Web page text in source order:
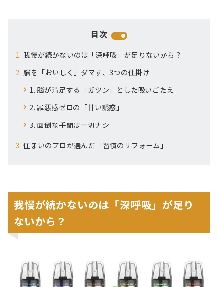
目次
我慢が続かないのは「深呼吸」が足りないから？
脳を「おいしく」ダマす、3つの仕掛け
1. 脳が満足する「ガツン」とした吸いごたえ
2. 罪悪感ゼロの「甘い誘惑」
3. 面倒な手間は一切ナシ
住まいのプロが選んだ「習慣のリフォーム」
我慢が続かないのは「深呼吸」が足り
ないから？